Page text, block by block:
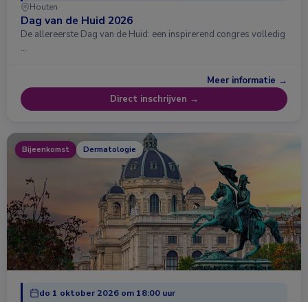
Houten
Dag van de Huid 2026
De allereerste Dag van de Huid: een inspirerend congres volledig
…
Meer informatie →
Direct inschrijven →
Bijeenkomst Dermatologie
do 1 oktober 2026 om 18:00 uur